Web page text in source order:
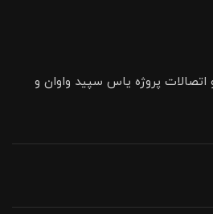
اتصالات پروژه یاس سپید واوان و